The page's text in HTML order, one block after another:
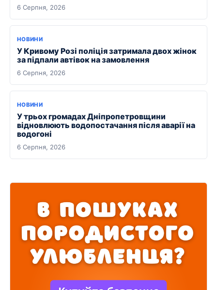
6 Серпня, 2026
НОВИНИ
У Кривому Розі поліція затримала двох жінок
за підпали автівок на замовлення
6 Серпня, 2026
НОВИНИ
У трьох громадах Дніпропетровщини
відновлюють водопостачання після аварії на
водогоні
6 Серпня, 2026